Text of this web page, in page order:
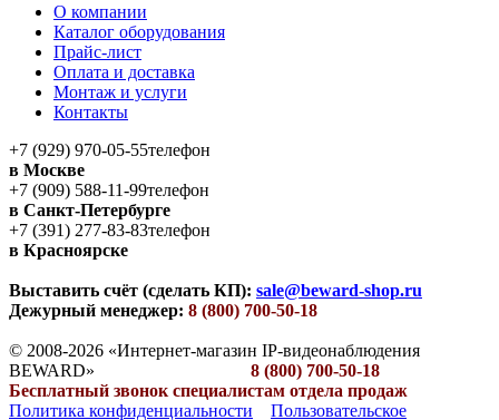
О компании
Каталог оборудования
Прайс-лист
Оплата и доставка
Монтаж и услуги
Контакты
+7 (929) 970-05-55телефон
в Москве
+7 (909) 588-11-99телефон
в Санкт-Петербурге
+7 (391) 277-83-83телефон
в Красноярске
Выставить счёт (сделать КП): sale@beward-shop.ru
Дежурный менеджер: 8 (800) 700-50-18
© 2008-2026 «Интернет-магазин IP-видеонаблюдения
BEWARD» 8 (800) 700-50-18
Бесплатный звонок специалистам отдела продаж
Политика конфиденциальности
Пользовательское